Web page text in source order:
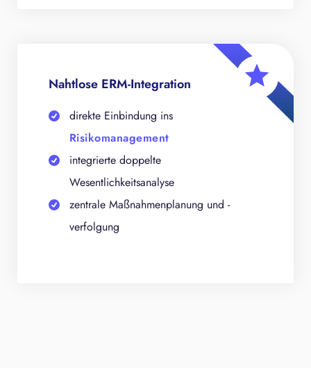
Nahtlose ERM-Integration
direkte Einbindung ins
Risikomanagement
integrierte doppelte
Wesentlichkeitsanalyse
zentrale Maßnahmenplanung und -
verfolgung